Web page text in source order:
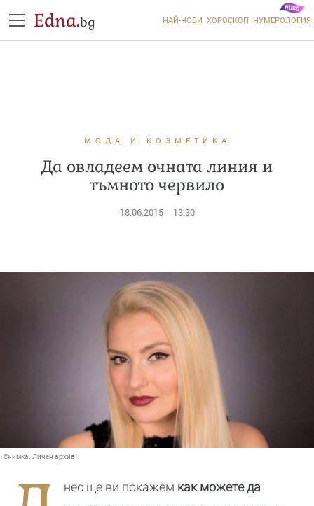
Edna.bg НАЙ-НОВИ ХОРОСКОП НУМЕРОЛОГИЯ
МОДА И КОЗМЕТИКА
Да овладеем очната линия и
тъмното червило
18.06.2015 13:30
Снимка: Личен архив
нес ще ви покажем как можете да